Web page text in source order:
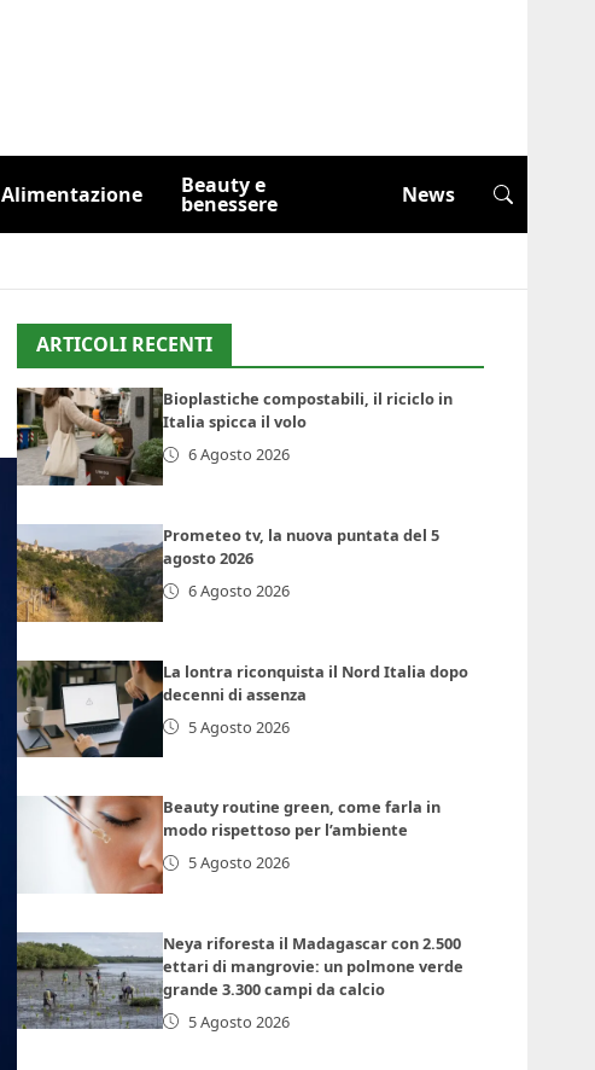
Alimentazione Beauty e
benessere News
ARTICOLI RECENTI
Bioplastiche compostabili, il riciclo in
Italia spicca il volo
6 Agosto 2026
Prometeo tv, la nuova puntata del 5
agosto 2026
6 Agosto 2026
La lontra riconquista il Nord Italia dopo
decenni di assenza
5 Agosto 2026
Beauty routine green, come farla in
modo rispettoso per l’ambiente
5 Agosto 2026
Neya riforesta il Madagascar con 2.500
ettari di mangrovie: un polmone verde
grande 3.300 campi da calcio
5 Agosto 2026